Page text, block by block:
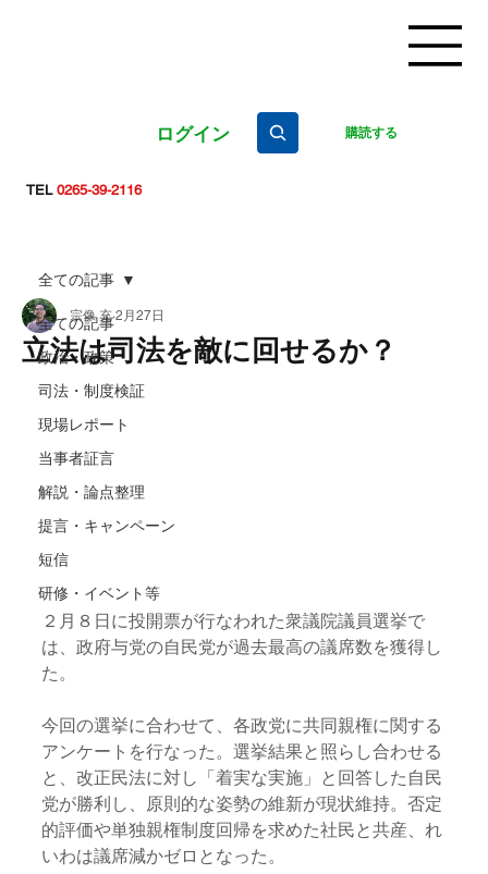
ログイン 購読する
TEL0265-39-2116
全ての記事
政治・政策
司法・制度検証
現場レポート
当事者証言
解説・論点整理
提言・キャンペーン
短信
研修・イベント等
全ての記事
立法は司法を敵に回せるか？
宗像 充 2月27日
２月８日に投開票が行なわれた衆議院議員選挙で
は、政府与党の自民党が過去最高の議席数を獲得し
た。
今回の選挙に合わせて、各政党に共同親権に関する
アンケートを行なった。選挙結果と照らし合わせる
と、改正民法に対し「着実な実施」と回答した自民
党が勝利し、原則的な姿勢の維新が現状維持。否定
的評価や単独親権制度回帰を求めた社民と共産、れ
いわは議席減かゼロとなった。